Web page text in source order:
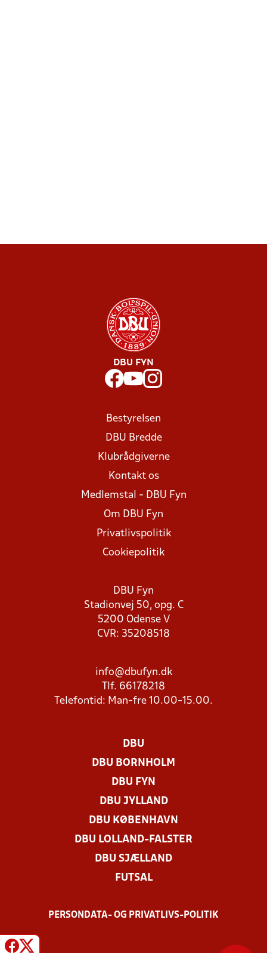
DBU FYN
Bestyrelsen
DBU Bredde
Klubrådgiverne
Kontakt os
Medlemstal - DBU Fyn
Om DBU Fyn
Privatlivspolitik
Cookiepolitik
DBU Fyn
Stadionvej 50, opg. C
5200 Odense V
CVR: 35208518
info@dbufyn.dk
Tlf. 66178218
Telefontid: Man-fre 10.00-15.00.
DBU
DBU BORNHOLM
DBU FYN
DBU JYLLAND
DBU KØBENHAVN
DBU LOLLAND-FALSTER
DBU SJÆLLAND
FUTSAL
PERSONDATA- OG PRIVATLIVS-POLITIK